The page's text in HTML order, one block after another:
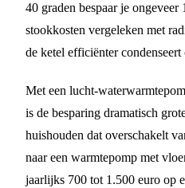
40 graden bespaar je
stookkosten vergeleken met
de ketel efficiënter
Met een lucht-
is de besparing dramatisch
huishouden dat overschakelt
naar een warmtepomp met
jaarlijks 700 tot 1.500 euro op